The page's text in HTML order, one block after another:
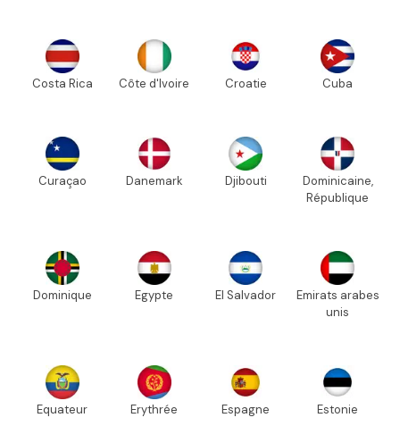
Costa Rica Côte d'Ivoire Croatie Cuba
Curaçao Danemark Djibouti
Dominicaine,
République
Dominique Egypte El Salvador
Emirats arabes
unis
Equateur Erythrée Espagne Estonie